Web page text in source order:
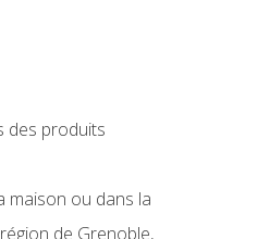
des produits
maison ou dans la
de Grenoble,